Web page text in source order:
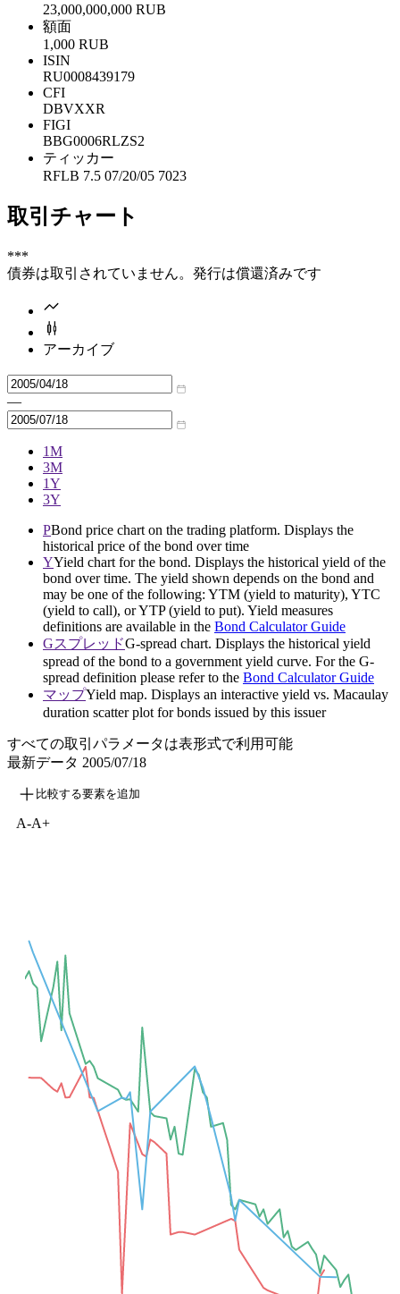
23,000,000,000 RUB
額面
1,000 RUB
ISIN
RU0008439179
CFI
DBVXXR
FIGI
BBG0006RLZS2
ティッカー
RFLB 7.5 07/20/05 7023
取引チャート
***
債券は取引されていません。発行は償還済みです
アーカイブ
—
1M
3M
1Y
3Y
PBond price chart on the trading platform. Displays the
historical price of the bond over time
YYield chart for the bond. Displays the historical yield of the
bond over time. The yield shown depends on the bond and
may be one of the following: YTM (yield to maturity), YTC
(yield to call), or YTP (yield to put). Yield measures
definitions are available in the Bond Calculator Guide
GスプレッドG-spread chart. Displays the historical yield
spread of the bond to a government yield curve. For the G-
spread definition please refer to the Bond Calculator Guide
マップYield map. Displays an interactive yield vs. Macaulay
duration scatter plot for bonds issued by this issuer
すべての取引パラメータは表形式で利用可能
最新データ 2005/07/18
比較する要素を追加